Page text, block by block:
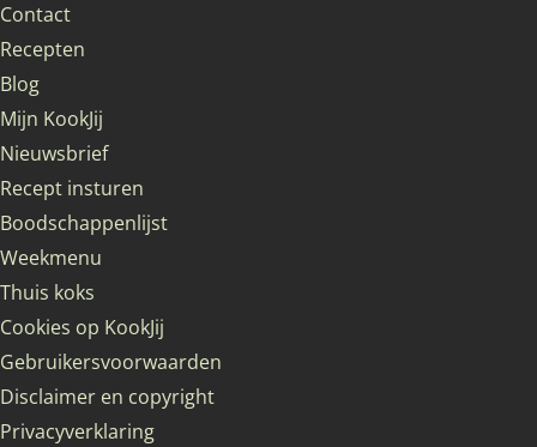
Contact
Recepten
Blog
Mijn KookJij
Nieuwsbrief
Recept insturen
Boodschappenlijst
Weekmenu
Thuis koks
Cookies op KookJij
Gebruikersvoorwaarden
Disclaimer en copyright
Privacyverklaring